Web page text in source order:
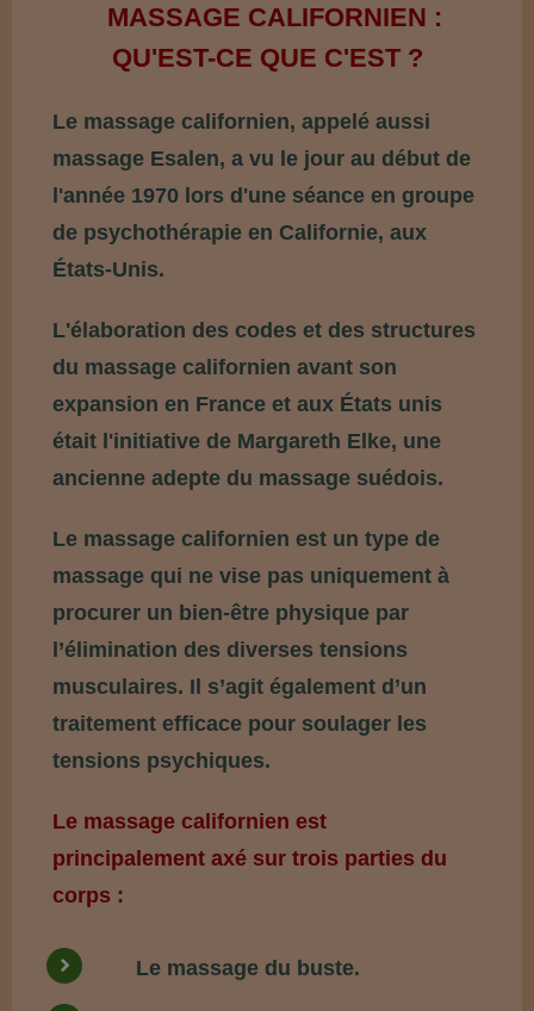
MASSAGE CALIFORNIEN :
QU'EST-CE QUE C'EST ?
Le massage californien, appelé aussi
massage Esalen, a vu le jour au début de
l'année 1970 lors d'une séance en groupe
de psychothérapie en Californie, aux
États-Unis.
L'élaboration des codes et des structures
du massage californien avant son
expansion en France et aux États unis
était l'initiative de Margareth Elke, une
ancienne adepte du massage suédois.
Le massage californien est un type de
massage qui ne vise pas uniquement à
procurer un bien-être physique par
l’élimination des diverses tensions
musculaires. Il s’agit également d’un
traitement efficace pour soulager les
tensions psychiques.
Le massage californien est
principalement axé sur trois parties du
corps :
Le massage du buste.